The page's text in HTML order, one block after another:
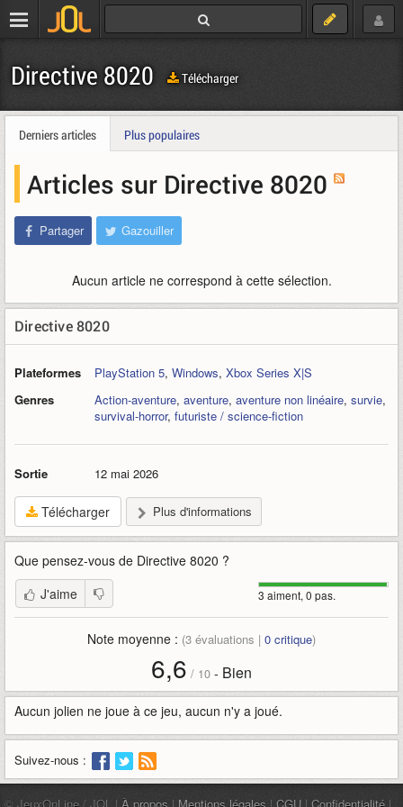
Directive 8020 Télécharger
Derniers articles Plus populaires
Articles sur Directive 8020
Partager Gazouiller
Aucun article ne correspond à cette sélection.
Directive 8020
Plateformes PlayStation 5, Windows, Xbox Series X|S
Genres
Action-aventure, aventure, aventure non linéaire, survie,
survival-horror, futuriste / science-fiction
Sortie 12 mai 2026
Télécharger Plus d'informations
Que pensez-vous de Directive 8020 ?
3 aiment, 0 pas.
J'aime
Note moyenne : (3 évaluations | 0 critique)
6,6 / 10 - Bien
Aucun jolien ne joue à ce jeu, aucun n'y a joué.
Suivez-nous :